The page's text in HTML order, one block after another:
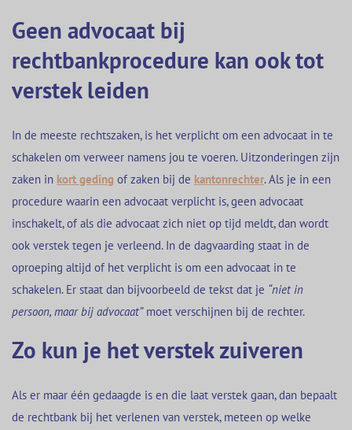
Geen advocaat bij
rechtbankprocedure kan ook tot
verstek leiden
In de meeste rechtszaken, is het verplicht om een advocaat in te
schakelen om verweer namens jou te voeren. Uitzonderingen zijn
zaken in kort geding of zaken bij de kantonrechter. Als je in een
procedure waarin een advocaat verplicht is, geen advocaat
inschakelt, of als die advocaat zich niet op tijd meldt, dan wordt
ook verstek tegen je verleend. In de dagvaarding staat in de
oproeping altijd of het verplicht is om een advocaat in te
schakelen. Er staat dan bijvoorbeeld de tekst dat je “niet in
persoon, maar bij advocaat”moet verschijnen bij de rechter.
Zo kun je het verstek zuiveren
Als er maar één gedaagde is en die laat verstek gaan, dan bepaalt
de rechtbank bij het verlenen van verstek, meteen op welke